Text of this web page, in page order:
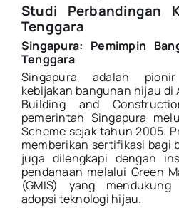
Studi Perbandingan
Tenggara
Singapura: Pemimpin
Tenggara
Singapura adalah
kebijakan bangunan hijau di
Building and
pemerintah Singapura
Scheme sejak tahun 2005.
memberikan sertifikasi bagi
juga dilengkapi dengan
pendanaan melalui Green
(GMIS) yang
adopsi teknologi hijau.